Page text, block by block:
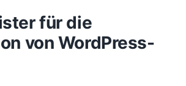
für die
von WordPress-